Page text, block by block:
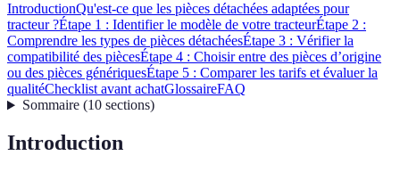
IntroductionQu'est-ce que les pièces détachées adaptées pour
tracteur ?Étape 1 : Identifier le modèle de votre tracteurÉtape 2 :
Comprendre les types de pièces détachéesÉtape 3 : Vérifier la
compatibilité des piècesÉtape 4 : Choisir entre des pièces d’origine
ou des pièces génériquesÉtape 5 : Comparer les tarifs et évaluer la
qualitéChecklist avant achatGlossaireFAQ
Sommaire(10 sections)
Introduction